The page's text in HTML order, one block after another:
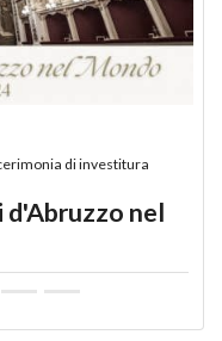
di investitura
nel